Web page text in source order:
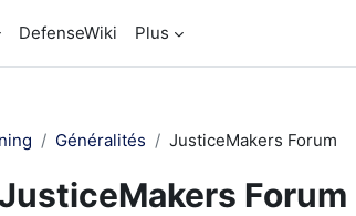
DefenseWiki Plus
Généralités JusticeMakers Forum
Forum